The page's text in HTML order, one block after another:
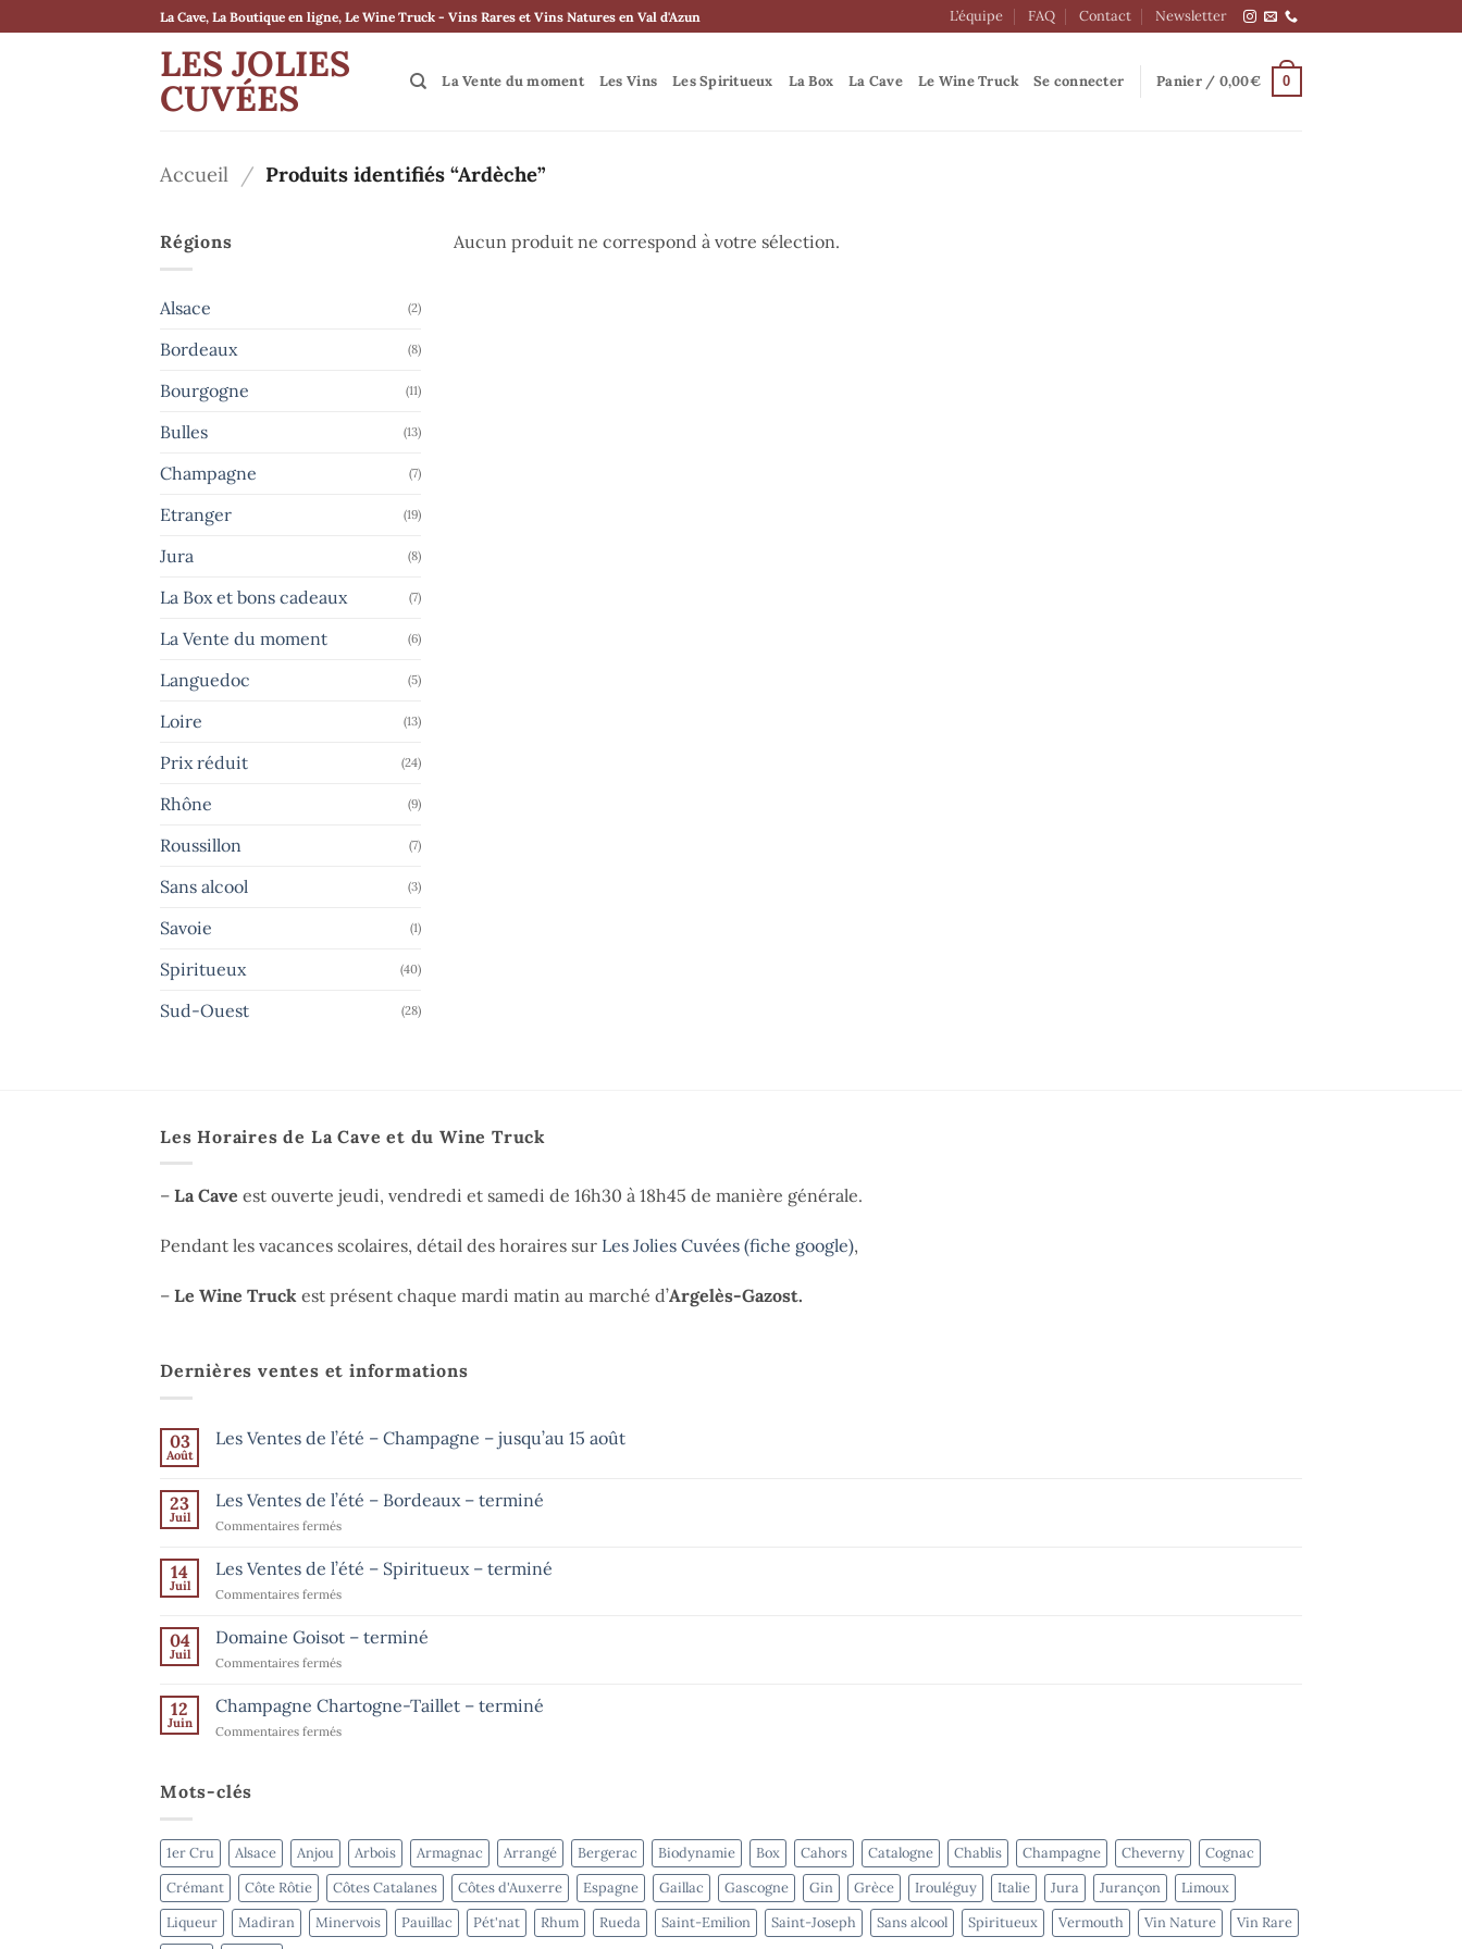
au
La Cave, La Boutique en ligne, Le Wine Truck - Vins Rares et Vins Natures en Val d'Azun L’équipe FAQ Contact Newsletter
LES JOLIES
CUVÉES La Vente du moment Les Vins Les Spiritueux La Box La Cave Le Wine Truck Se connecter Panier / 0,00€ 0
Accueil / Produits identifiés “Ardèche”
Régions
Alsace (2)
Bordeaux (8)
Bourgogne (11)
Bulles (13)
Champagne (7)
Etranger (19)
Jura (8)
La Box et bons cadeaux (7)
La Vente du moment (6)
Languedoc (5)
Loire (13)
Prix réduit (24)
Rhône (9)
Roussillon (7)
Sans alcool (3)
Savoie (1)
Spiritueux (40)
Sud-Ouest (28)
Aucun produit ne correspond à votre sélection.
Les Horaires de La Cave et du Wine Truck
– La Cave est ouverte jeudi, vendredi et samedi de 16h30 à 18h45 de manière générale.
Pendant les vacances scolaires, détail des horaires sur Les Jolies Cuvées (fiche google),
– Le Wine Truck est présent chaque mardi matin au marché d’Argelès-Gazost.
Dernières ventes et informations
03
Août
Les Ventes de l’été – Champagne – jusqu’au 15 août
Les
de
–
Champagne
–
jusqu’au
août
23
Juil
Les Ventes de l’été – Bordeaux – terminé
Commentaires ferméssur
Ventes
de
l’été
Bordeaux
14
Juil
Les Ventes de l’été – Spiritueux – terminé
Commentaires ferméssur
Ventes
de
l’été
Spiritueux
04
Juil
Domaine Goisot – terminé
Commentaires ferméssur
Goisot
–
terminé
12
Juin
Champagne Chartogne-Taillet – terminé
Commentaires ferméssur
Mots-clés
1er Cru Alsace Anjou Arbois Armagnac Arrangé Bergerac Biodynamie Box Cahors Catalogne Chablis Champagne Cheverny
Cognac
Crémant
Côte Rôtie Côtes Catalanes Côtes d'Auxerre Espagne Gaillac Gascogne Gin Grèce Irouléguy Italie Jura Jurançon
Limoux
Liqueur
Madiran Minervois Pauillac Pét'nat Rhum Rueda Saint-Emilion Saint-Joseph Sans alcool Spiritueux Vermouth Vin Nature
Vin Rare